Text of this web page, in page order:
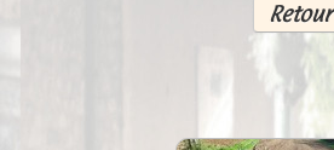
Videos--Lavoirs